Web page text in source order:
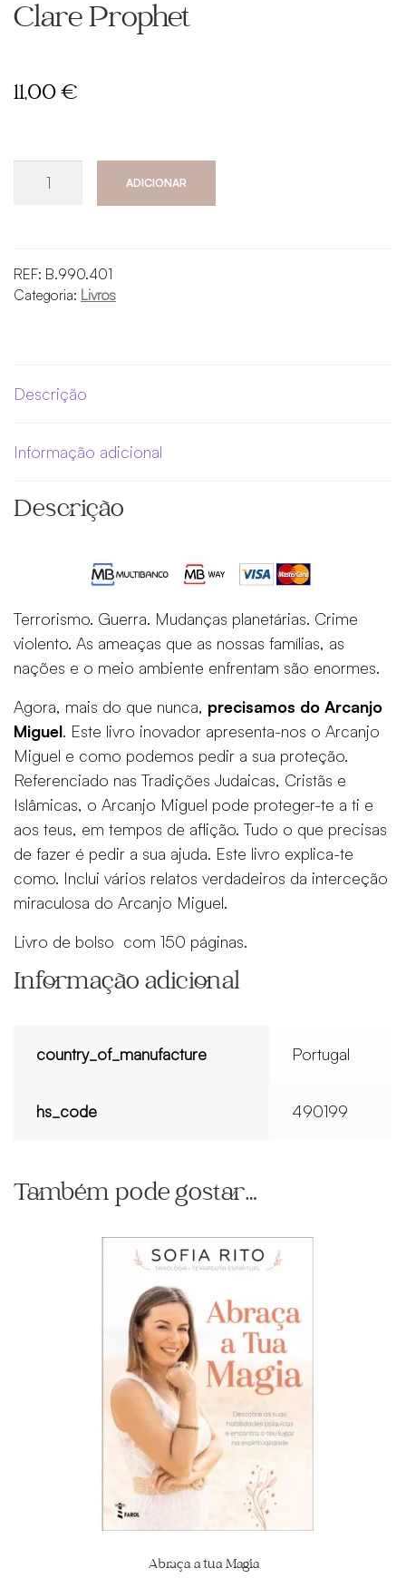
Clare Prophet
11,00€
-
Melhore
com
Miguel
Prophet
ADICIONAR
REF: B.990.401
Categoria: Livros
Descrição
Informação adicional
Descrição
Terrorismo. Guerra. Mudanças planetárias. Crime
violento. As ameaças que as nossas famílias, as
nações e o meio ambiente enfrentam são enormes.
Agora, mais do que nunca, precisamos do Arcanjo
Miguel. Este livro inovador apresenta-nos o Arcanjo
Miguel e como podemos pedir a sua proteção.
Referenciado nas Tradições Judaicas, Cristãs e
Islâmicas, o Arcanjo Miguel pode proteger-te a ti e
aos teus, em tempos de aflição. Tudo o que precisas
de fazer é pedir a sua ajuda. Este livro explica-te
como. Inclui vários relatos verdadeiros da interceção
miraculosa do Arcanjo Miguel.
Livro de bolso com 150 páginas.
Informação adicional
country_of_manufacture Portugal
hs_code 490199
Também pode gostar…
Abraça a tua Magia